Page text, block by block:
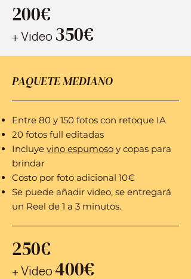
200€
+ Video 350€
PAQUETE MEDIANO
Entre 80 y 150 fotos con retoque IA
20 fotos full editadas
Incluye vino espumoso y copas para
brindar
Costo por foto adicional 10€
Se puede añadir video, se entregará
un Reel de 1 a 3 minutos.
250€
+ Video 400€